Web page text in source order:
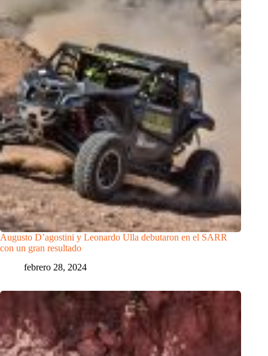
Augusto D’agostini y Leonardo Ulla debutaron en el SARR
con un gran resultado
febrero 28, 2024